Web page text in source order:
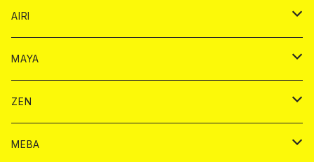
シャンパンカード
モエシャンドン カード
ヴーヴクリコ カード
BAIKA カード
ノーマル カード
プレミアム カード
ドリンク カード
１ドリンクカード
チェキ カード
AIRI
シャンパン カード
モエシャンドン カード
ヴーヴクリコ カード
BAIKA カード
ノーマル カード
ドリンク カード
MAYA
ドリンク
1ドリンク
チェキ
ZEN
ドリンク
MEBA